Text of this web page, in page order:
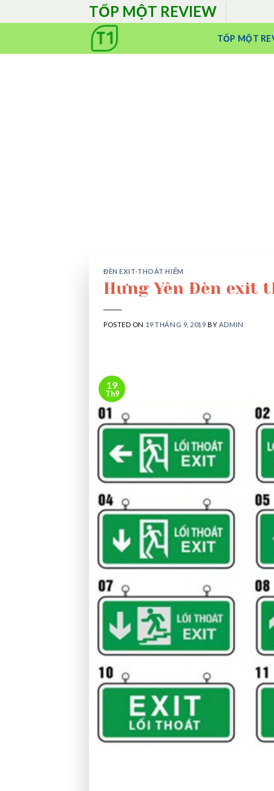
to
TỐP MỘT REVIEW
TỐP MỘT
ĐÈN EXIT-THOÁT HIỂM
Hưng Yên Đèn exit
POSTED ON 19 THÁNG 9, 2019 BY ADMIN
19
Th9